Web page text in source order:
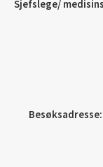
Sjefslege/
Besøksadresse: